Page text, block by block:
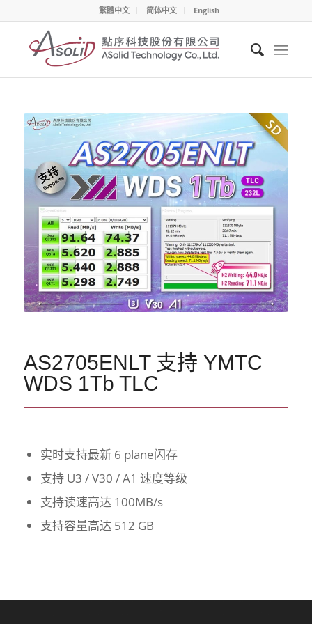
繁體中文 简体中文 English
AS2705ENLT 支持 YMTC
WDS 1Tb TLC
实时支持最新 6 plane闪存
支持 U3 / V30 / A1 速度等级
支持读速高达 100MB/s
支持容量高达 512 GB